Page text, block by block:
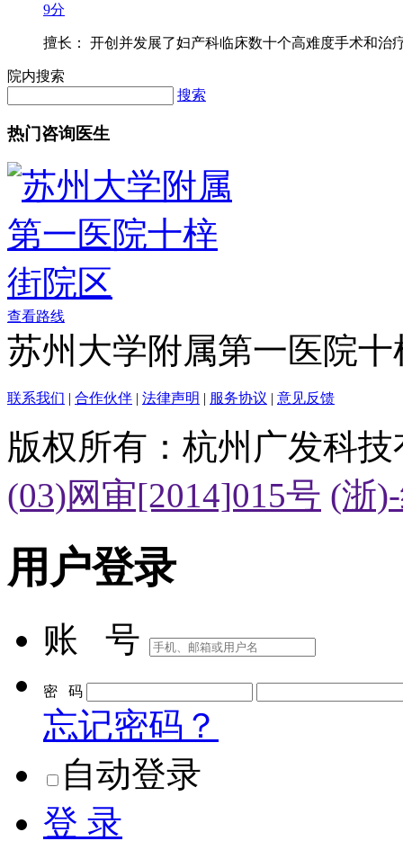
9分
擅长： 开创并发展了妇产科临床数十个高难度手术和治
院内搜索
搜索
热门咨询医生
查看路线
苏州大学附属第一医院
联系我们 | 合作伙伴 | 法律声明 | 服务协议 | 意见反馈
版权所有：杭州广发科
(03)网审[2014]015号 (浙
用户登录
账 号
密 码
忘记密码？
自动登录
登 录